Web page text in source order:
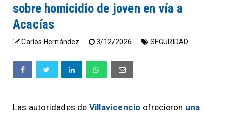
sobre homicidio de joven en vía a
Acacías
Carlos Hernández 3/12/2026 SEGURIDAD
Las autoridades de Villavicencio ofrecieron una